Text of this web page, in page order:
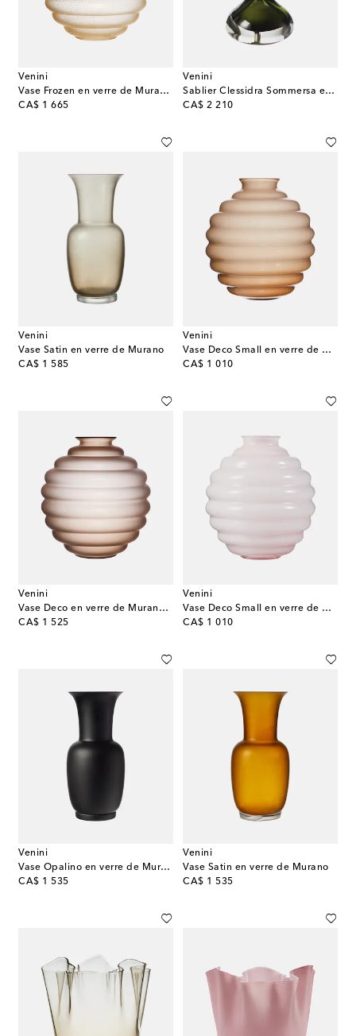
Venini
Vase Frozen en verre de Murano par Napoleone Martinuzzi
CA$ 1 665
original price
Venini
Sablier Clessidra Sommersa en verre de Murano
CA$ 2 210
original price
Venini
Vase Satin en verre de Murano
CA$ 1 585
original price
Venini
Vase Deco Small en verre de Murano par Napoleone Martinuzzi
CA$ 1 010
original price
Venini
Vase Deco en verre de Murano par Napoleone Martinuzzi
CA$ 1 525
original price
Venini
Vase Deco Small en verre de Murano par Napoleone Martinuzzi
CA$ 1 010
original price
Venini
Vase Opalino en verre de Murano
CA$ 1 535
original price
Venini
Vase Satin en verre de Murano
CA$ 1 535
original price